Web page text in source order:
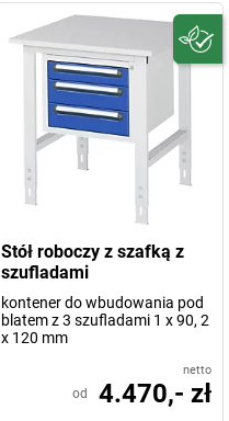
Stół roboczy z szafką z
szufladami
kontener do wbudowania pod
blatem z 3 szufladami 1 x 90, 2
x 120 mm
netto
od 4.470,- zł